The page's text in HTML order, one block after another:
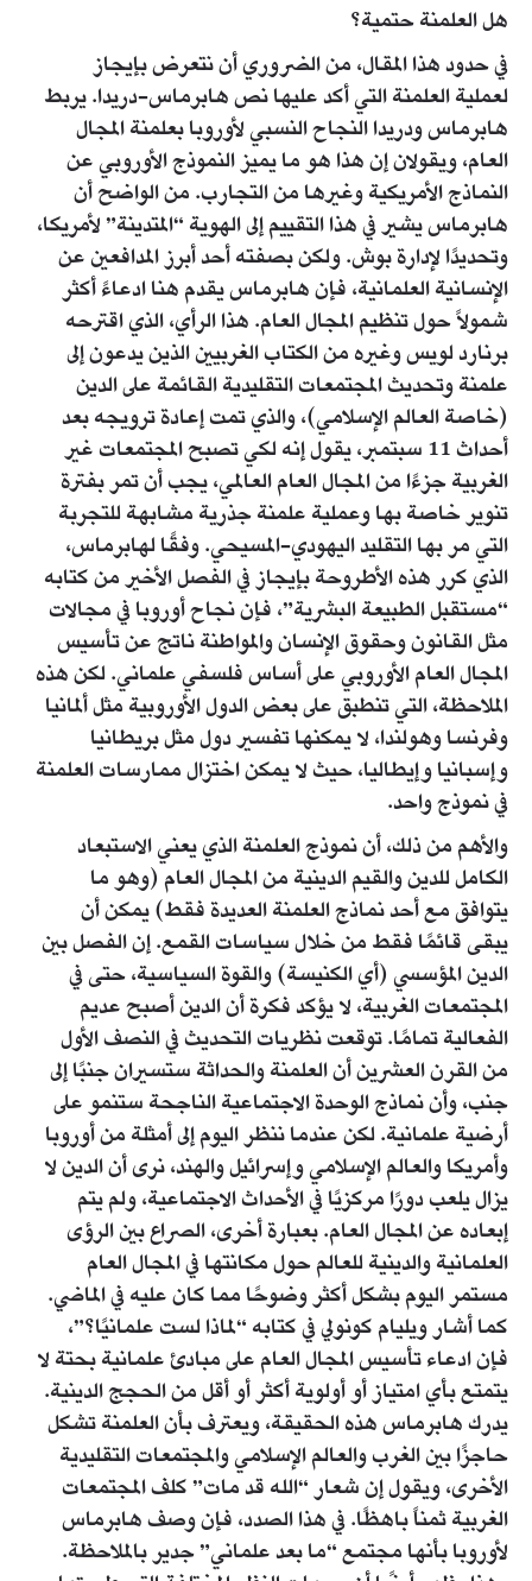
هل العلمنة حتمية؟
في حدود هذا المقال، من الضروري أن نتعرض بإيجاز
لعملية العلمنة التي أكد عليها نص هابرماس-دريدا. يربط
هابرماس ودريدا النجاح النسبي لأوروبا بعلمنة المجال
العام، ويقولان إن هذا هو ما يميز النموذج الأوروبي عن
النماذج الأمريكية وغيرها من التجارب. من الواضح أن
هابرماس يشير في هذا التقييم إلى الهوية “المتدينة” لأمريكا،
وتحديدًا لإدارة بوش. ولكن بصفته أحد أبرز المدافعين عن
الإنسانية العلمانية، فإن هابرماس يقدم هنا ادعاءً أكثر
شمولاً حول تنظيم المجال العام. هذا الرأي، الذي اقترحه
برنارد لويس وغيره من الكتاب الغربيين الذين يدعون إلى
علمنة وتحديث المجتمعات التقليدية القائمة على الدين
(خاصة العالم الإسلامي)، والذي تمت إعادة ترويجه بعد
أحداث 11 سبتمبر، يقول إنه لكي تصبح المجتمعات غير
الغربية جزءًا من المجال العام العالمي، يجب أن تمر بفترة
تنوير خاصة بها وعملية علمنة جذرية مشابهة للتجربة
التي مر بها التقليد اليهودي-المسيحي. وفقًا لهابرماس،
الذي كرر هذه الأطروحة بإيجاز في الفصل الأخير من كتابه
“مستقبل الطبيعة البشرية”، فإن نجاح أوروبا في مجالات
مثل القانون وحقوق الإنسان والمواطنة ناتج عن تأسيس
المجال العام الأوروبي على أساس فلسفي علماني. لكن هذه
الملاحظة، التي تنطبق على بعض الدول الأوروبية مثل ألمانيا
وفرنسا وهولندا، لا يمكنها تفسير دول مثل بريطانيا
وإسبانيا وإيطاليا، حيث لا يمكن اختزال ممارسات العلمنة
في نموذج واحد.
والأهم من ذلك، أن نموذج العلمنة الذي يعني الاستبعاد
الكامل للدين والقيم الدينية من المجال العام (وهو ما
يتوافق مع أحد نماذج العلمنة العديدة فقط) يمكن أن
يبقى قائمًا فقط من خلال سياسات القمع. إن الفصل بين
الدين المؤسسي (أي الكنيسة) والقوة السياسية، حتى في
المجتمعات الغربية، لا يؤكد فكرة أن الدين أصبح عديم
الفعالية تمامًا. توقعت نظريات التحديث في النصف الأول
من القرن العشرين أن العلمنة والحداثة ستسيران جنبًا إلى
جنب، وأن نماذج الوحدة الاجتماعية الناجحة ستنمو على
أرضية علمانية. لكن عندما ننظر اليوم إلى أمثلة من أوروبا
وأمريكا والعالم الإسلامي وإسرائيل والهند، نرى أن الدين لا
يزال يلعب دورًا مركزيًا في الأحداث الاجتماعية، ولم يتم
إبعاده عن المجال العام. بعبارة أخرى، الصراع بين الرؤى
العلمانية والدينية للعالم حول مكانتها في المجال العام
مستمر اليوم بشكل أكثر وضوحًا مما كان عليه في الماضي.
كما أشار ويليام كونولي في كتابه “لماذا لست علمانيًا؟”،
فإن ادعاء تأسيس المجال العام على مبادئ علمانية بحتة لا
يتمتع بأي امتياز أو أولوية أكثر أو أقل من الحجج الدينية.
يدرك هابرماس هذه الحقيقة، ويعترف بأن العلمنة تشكل
حاجزًا بين الغرب والعالم الإسلامي والمجتمعات التقليدية
الأخرى، ويقول إن شعار “الله قد مات” كلف المجتمعات
الغربية ثمناً باهظًا. في هذا الصدد، فإن وصف هابرماس
لأوروبا بأنها مجتمع “ما بعد علماني” جدير بالملاحظة.